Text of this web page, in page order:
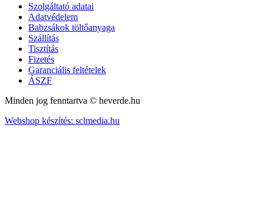
Szolgáltató adatai
Adatvédelem
Babzsákok töltőanyaga
Szállítás
Tisztítás
Fizetés
Garanciális feltételek
ÁSZF
Minden jog fenntartva © heverde.hu
Webshop készítés: sclmedia.hu